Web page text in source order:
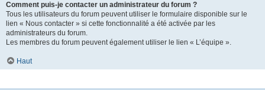
Comment puis-je contacter un administrateur du forum ?
Tous les utilisateurs du forum peuvent utiliser le formulaire disponible sur le
lien « Nous contacter » si cette fonctionnalité a été activée par les
administrateurs du forum.
Les membres du forum peuvent également utiliser le lien « L’équipe ».
Haut